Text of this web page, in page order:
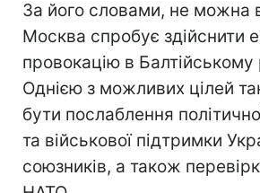
За його словами, не можна
Москва спробує здійснити
провокацію в Балтійському
Однією з можливих цілей
бути послаблення
та військової підтримки
союзників, а також